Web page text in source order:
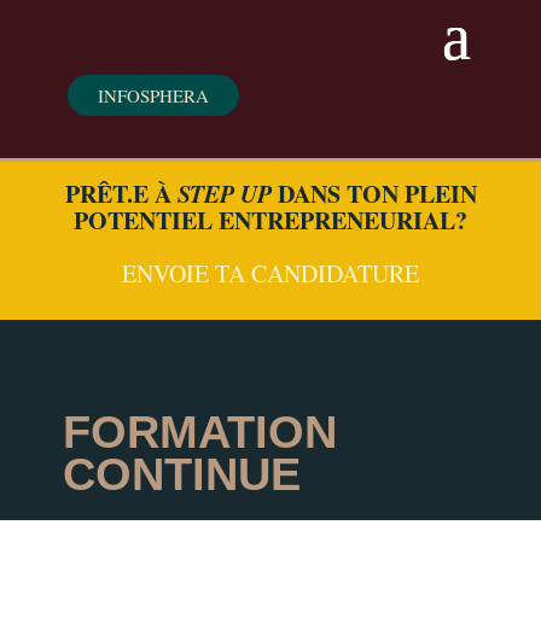
INFOSPHERA
PRÊT.E ÀSTEP UPDANS TON PLEIN
POTENTIEL ENTREPRENEURIAL?
ENVOIE TA CANDIDATURE
FORMATION
CONTINUE